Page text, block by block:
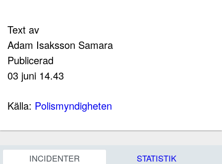
Text av
Adam Isaksson Samara
Publicerad
03 juni 14.43
Källa: Polismyndigheten
INCIDENTER STATISTIK